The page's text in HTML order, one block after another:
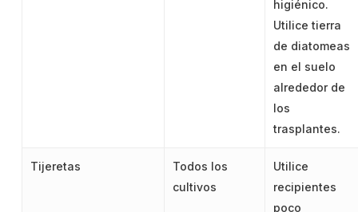
higiénico.
Utilice tierra
de diatomeas
en el suelo
alrededor de
los
trasplantes.
Tijeretas
Todos los
cultivos
Utilice
recipientes
poco